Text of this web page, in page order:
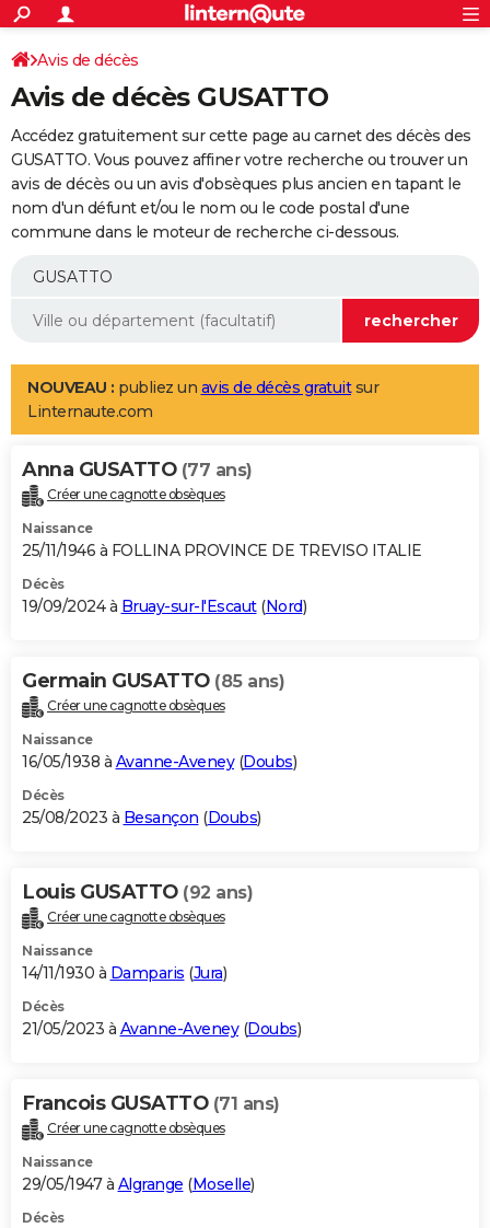
ACTUALITÉS
Politique
Société
Faits Divers
Education
Monde
Villes
+
SPORT
Coupe du monde 2026
Football
Tennis
Cyclisme
Rugby
Forum
Programme TV
TNT
Streaming
Cinéma
Sorties cinéma
Musique
+
FINANCE
Retraite
Epargne
Immobilier
Risques naturels par ville
Banque
Assurance
AUTO
Essais
Réserver un essai
Citadines
Berlines
SUV
Forum auto
+
Mobiles
Meilleur smartphone
Internet
Ordinateurs
Jeux vidéo
Guide high-tech
Aménagement intérieur
LIFESTYLE
Art de vivre
Bien-être
Loisirs
Mode
Modes de vie
Alimentation
Guide de la santé
Maladies
Médicaments
Sommeil
VOYAGE
Destinations
City break
Voyage nature
Voyage de noces
Forum
Climat
+PHOTO
GUIDES D'ACHAT
BONS PLANS
Carte de Noël
Carte Bonne année
Carte Saint-Valentin
Carte Pâques
Carte d'anniversaire
DICTIONNAIRE
Dictionnaire
Biographies
Citations
Expressions
Proverbes
PROGRAMME TV
S'inscrire
Se connecter
Lycées
Collèges
Primaires
Universités
Entreprises
Service militaire
Avis de recherche
AVIS DE DÉCÈS
Bricolage
Lifestyle
Culture
Sport
Auto
Television
Voyage
Cinema
Avis de décès
Avis de décès GUSATTO
Accédez gratuitement sur cette page au carnet des décès des
GUSATTO. Vous pouvez affiner votre recherche ou trouver un
avis de décès ou un avis d'obsèques plus ancien en tapant le
nom d'un défunt et/ou le nom ou le code postal d'une
commune dans le moteur de recherche ci-dessous.
NOUVEAU : publiez un avis de décès gratuitsur
Linternaute.com
Anna GUSATTO (77 ans)
Créer une cagnotte obsèques
Naissance
25/11/1946 à FOLLINA PROVINCE DE TREVISO ITALIE
Décès
19/09/2024 à Bruay-sur-l'Escaut(Nord)
Germain GUSATTO (85 ans)
Créer une cagnotte obsèques
Naissance
16/05/1938 à Avanne-Aveney(Doubs)
Décès
25/08/2023 à Besançon (Doubs)
Louis GUSATTO (92 ans)
Créer une cagnotte obsèques
Naissance
14/11/1930 à Damparis (Jura)
Décès
21/05/2023 à Avanne-Aveney(Doubs)
Francois GUSATTO (71 ans)
Créer une cagnotte obsèques
Naissance
29/05/1947 à Algrange (Moselle)
Décès